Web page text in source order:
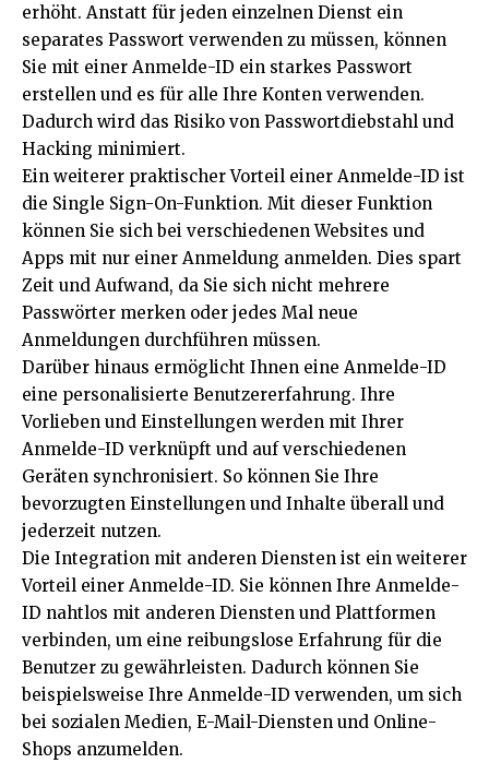
erhöht. Anstatt für jeden einzelnen Dienst ein
separates Passwort verwenden zu müssen, können
Sie mit einer Anmelde-ID ein starkes Passwort
erstellen und es für alle Ihre Konten verwenden.
Dadurch wird das Risiko von Passwortdiebstahl und
Hacking minimiert.
Ein weiterer praktischer Vorteil einer Anmelde-ID ist
die Single Sign-On-Funktion. Mit dieser Funktion
können Sie sich bei verschiedenen Websites und
Apps mit nur einer Anmeldung anmelden. Dies spart
Zeit und Aufwand, da Sie sich nicht mehrere
Passwörter merken oder jedes Mal neue
Anmeldungen durchführen müssen.
Darüber hinaus ermöglicht Ihnen eine Anmelde-ID
eine personalisierte Benutzererfahrung. Ihre
Vorlieben und Einstellungen werden mit Ihrer
Anmelde-ID verknüpft und auf verschiedenen
Geräten synchronisiert. So können Sie Ihre
bevorzugten Einstellungen und Inhalte überall und
jederzeit nutzen.
Die Integration mit anderen Diensten ist ein weiterer
Vorteil einer Anmelde-ID. Sie können Ihre Anmelde-
ID nahtlos mit anderen Diensten und Plattformen
verbinden, um eine reibungslose Erfahrung für die
Benutzer zu gewährleisten. Dadurch können Sie
beispielsweise Ihre Anmelde-ID verwenden, um sich
bei sozialen Medien, E-Mail-Diensten und Online-
Shops anzumelden.